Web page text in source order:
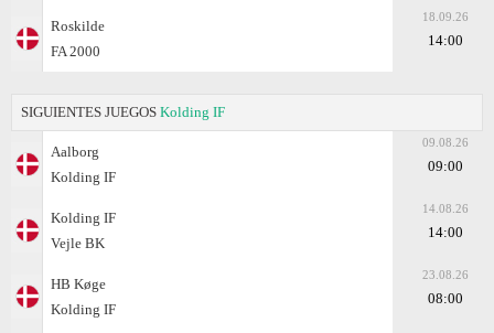
Roskilde
FA 2000
18.09.26
14:00
SIGUIENTES JUEGOS Kolding IF
Aalborg
Kolding IF
09.08.26
09:00
Kolding IF
Vejle BK
14.08.26
14:00
HB Køge
Kolding IF
23.08.26
08:00